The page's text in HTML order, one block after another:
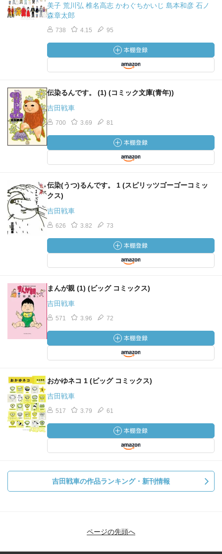
美子 荒川弘 椎名高志 かわぐちかいじ 島本和彦 石ノ
森章太郎
738 4.15 95
伝染るんです。 (1) (コミック文庫(青年))
吉田戦車
700 3.69 81
伝染(うつ)るんです。 1 (スピリッツゴーゴーコミッ
クス)
吉田戦車
626 3.82 73
まんが親 (1) (ビッグ コミックス)
吉田戦車
571 3.96 72
おかゆネコ 1 (ビッグ コミックス)
吉田戦車
517 3.79 61
吉田戦車の作品ランキング・新刊情報
ページの先頭へ